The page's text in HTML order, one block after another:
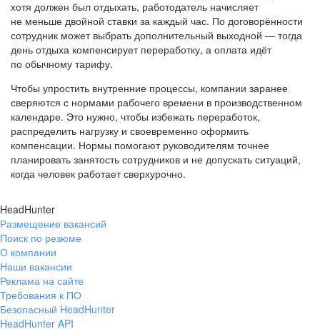
хотя должен был отдыхать, работодатель начисляет
не меньше двойной ставки за каждый час. По договорённости
сотрудник может выбрать дополнительный выходной — тогда
день отдыха компенсирует переработку, а оплата идёт
по обычному тарифу.
Чтобы упростить внутренние процессы, компании заранее
сверяются с нормами рабочего времени в производственном
календаре. Это нужно, чтобы избежать переработок,
распределить нагрузку и своевременно оформить
компенсации. Нормы помогают руководителям точнее
планировать занятость сотрудников и не допускать ситуаций,
когда человек работает сверхурочно.
HeadHunter
Размещение вакансий
Поиск по резюме
О компании
Наши вакансии
Реклама на сайте
Требования к ПО
Безопасный HeadHunter
HeadHunter API